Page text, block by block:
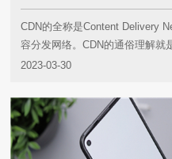
CDN的全称是Content Delivery
容分发网络。CDN的通俗理解就
2023-03-30